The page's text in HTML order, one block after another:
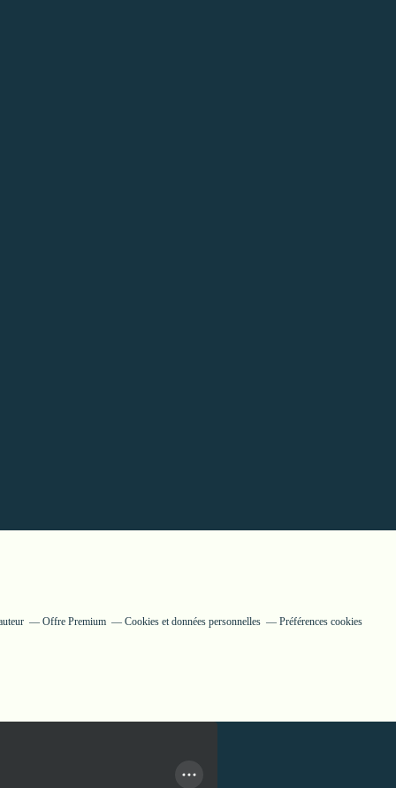
Offre Premium Cookies et données personnelles Préférences cookies